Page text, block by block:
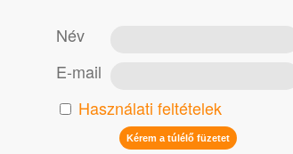
Név
E-mail
Használati feltételek